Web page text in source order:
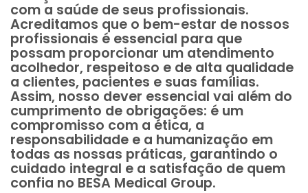
com a saúde de seus profissionais.
Acreditamos que o bem-estar de nossos
profissionais é essencial para que
possam proporcionar um atendimento
acolhedor, respeitoso e de alta qualidade
a clientes, pacientes e suas famílias.
Assim, nosso dever essencial vai além do
cumprimento de obrigações: é um
compromisso com a ética, a
responsabilidade e a humanização em
todas as nossas práticas, garantindo o
cuidado integral e a satisfação de quem
confia no BESA Medical Group.